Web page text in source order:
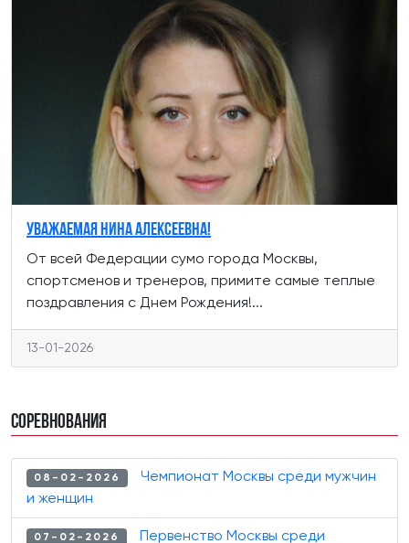
Уважаемая Нина Алексеевна!
От всей Федерации сумо города Москвы,
спортсменов и тренеров, примите самые теплые
поздравления с Днем Рождения!...
13-01-2026
Соревнования
08-02-2026
Чемпионат Москвы среди мужчин
и женщин
07-02-2026
Первенство Москвы среди